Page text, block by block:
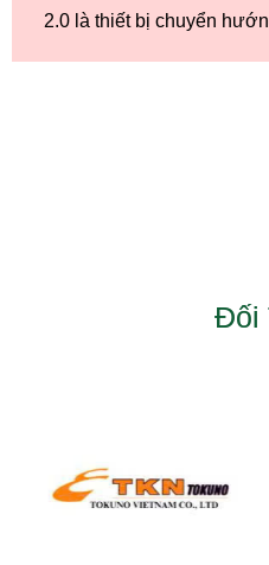
2.0 là thiết bị chuyển
Đối